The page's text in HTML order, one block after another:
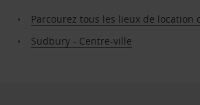
Parcourez tous les lieux de location
Sudbury - Centre-ville